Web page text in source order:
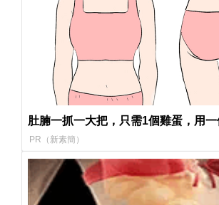
肚腩一抓一大把，只需1個雞蛋，用一
PR（新素簡）